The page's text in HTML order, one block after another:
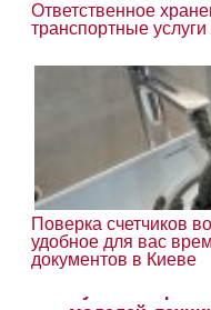
Ответственное
транспортные
Поверка счетчиков
удобное для вас
документов в Киеве